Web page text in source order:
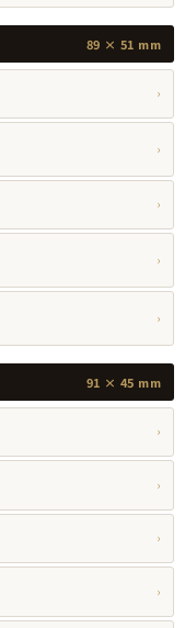
89 × 51 mm
›
›
›
›
›
91 × 45 mm
›
›
›
›